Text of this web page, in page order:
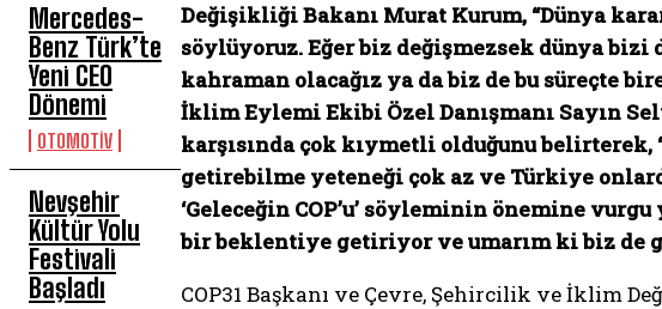
Mercedes-
Benz Türk’te
Yeni CEO
Dönemi
OTOMOTİV
Nevşehir
Kültür Yolu
Festivali
Başladı
Değişikliği Bakanı Murat Kurum, “Dünya
söylüyoruz. Eğer biz değişmezsek dünya bizi
kahraman olacağız ya da biz de bu süreçte
İklim Eylemi Ekibi Özel Danışmanı Sayın
karşısında çok kıymetli olduğunu
getirebilme yeteneği çok az ve Türkiye
‘Geleceğin COP’u’ söyleminin önemine
bir beklentiye getiriyor ve umarım ki biz de
COP31 Başkanı ve Çevre, Şehircilik ve İklim